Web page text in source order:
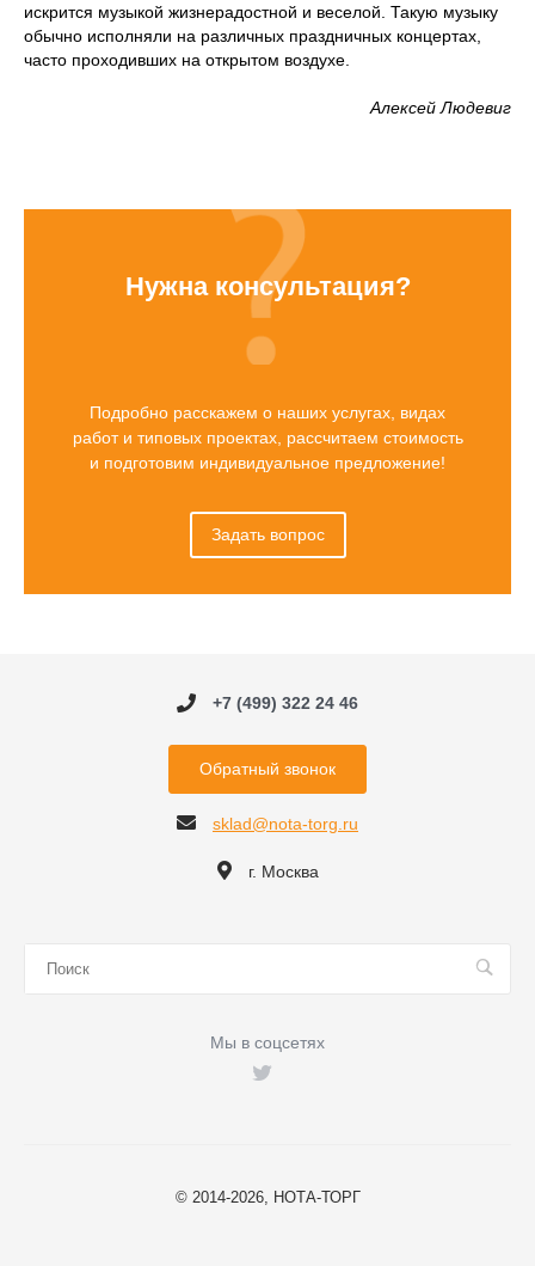
искрится музыкой жизнерадостной и веселой. Такую музыку
обычно исполняли на различных праздничных концертах,
часто проходивших на открытом воздухе.
Алексей Людевиг
Нужна консультация?
Подробно расскажем о наших услугах, видах
работ и типовых проектах, рассчитаем стоимость
и подготовим индивидуальное предложение!
Задать вопрос
+7 (499) 322 24 46
Обратный звонок
sklad@nota-torg.ru
г. Москва
Мы в соцсетях
© 2014-2026, НОТА-ТОРГ